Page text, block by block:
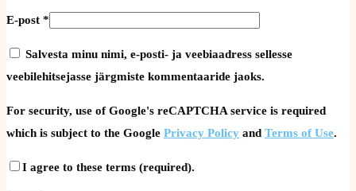
E-post *
Salvesta minu nimi, e-posti- ja veebiaadress sellesse
veebilehitsejasse järgmiste kommentaaride jaoks.
For security, use of Google's reCAPTCHA service is required
which is subject to the Google Privacy Policy and Terms of Use.
I agree to these terms (required).